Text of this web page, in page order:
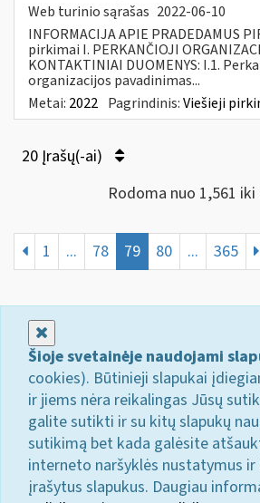
Web turinio sąrašas 2022-06-10
INFORMACIJA APIE PRADEDAMUS
pirkimai I. PERKANČIOJI
KONTAKTINIAI DUOMENYS: I.1.
organizacijos pavadinimas...
Metai: 2022 Pagrindinis:Viešieji
20 Įrašų(-ai)
Rodoma nuo 1,561
1 ... 78 79 80 ... 365
Šioje svetainėje naudojami
cookies). Būtinieji slapukai
ir jiems nėra reikalingas Jūsų
galite sutikti ir su kitų slapukų
sutikimą bet kada galėsite
interneto naršyklės nustatymus
įrašytus slapukus. Daugiau